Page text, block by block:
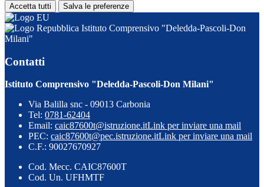
Accetta tutti Salva le preferenze
Istituto Comprensivo "Deledda-Pascoli-Don
Milani"
Contatti
Istituto Comprensivo "Deledda-Pascoli-Don Milani"
Via Balilla snc - 09013 Carbonia
Tel: 0781-62404
Email: caic87600t@istruzione.itLink per inviare una mail
PEC: caic87600t@pec.istruzione.itLink per inviare una mail
C.F.: 90027670927
Cod. Mecc. CAIC87600T
Cod. Un. UFHMTF